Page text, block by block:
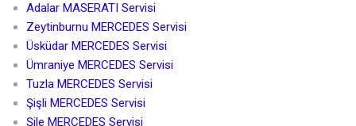
Adalar MASERATI Servisi
Zeytinburnu MERCEDES Servisi
Üsküdar MERCEDES Servisi
Ümraniye MERCEDES Servisi
Tuzla MERCEDES Servisi
Şişli MERCEDES Servisi
Şile MERCEDES Servisi